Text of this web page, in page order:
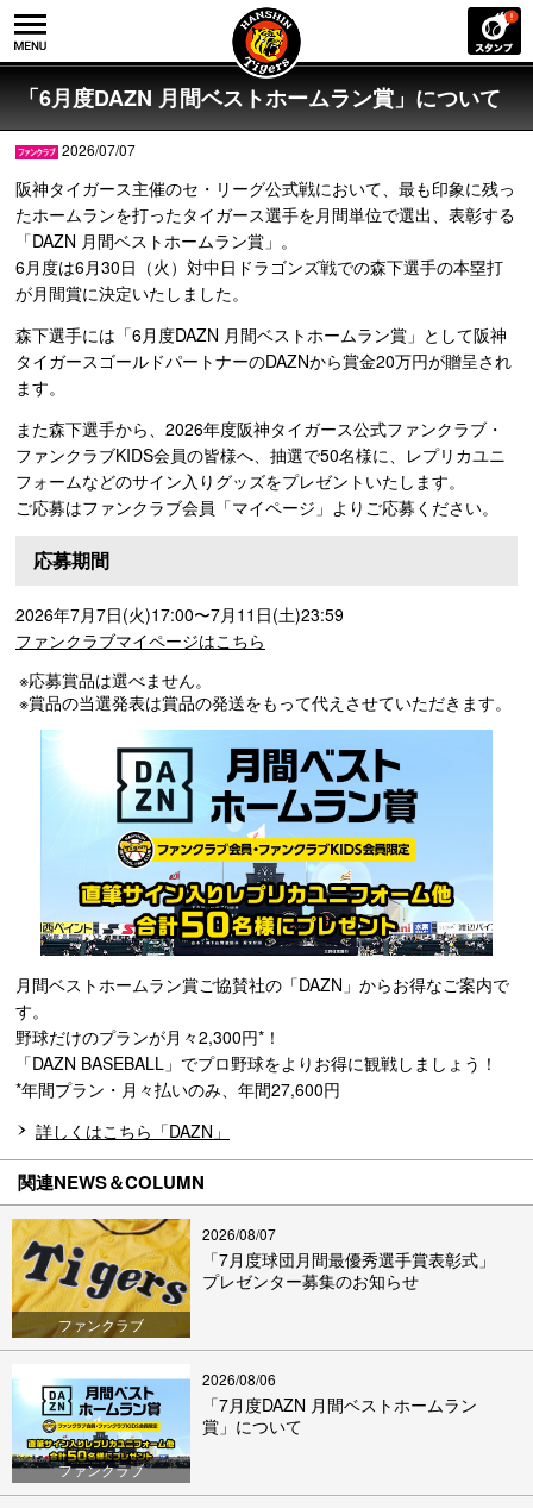
「6月度DAZN 月間ベストホームラン賞」について
2026/07/07
阪神タイガース主催のセ・リーグ公式戦において、最も印象に残っ
たホームランを打ったタイガース選手を月間単位で選出、表彰する
「DAZN 月間ベストホームラン賞」。
6月度は6月30日（火）対中日ドラゴンズ戦での森下選手の本塁打
が月間賞に決定いたしました。
森下選手には「6月度DAZN 月間ベストホームラン賞」として阪神
タイガースゴールドパートナーのDAZNから賞金20万円が贈呈され
ます。
また森下選手から、2026年度阪神タイガース公式ファンクラブ・
ファンクラブKIDS会員の皆様へ、抽選で50名様に、レプリカユニ
フォームなどのサイン入りグッズをプレゼントいたします。
ご応募はファンクラブ会員「マイページ」よりご応募ください。
応募期間
2026年7月7日(火)17:00〜7月11日(土)23:59
ファンクラブマイページはこちら
※応募賞品は選べません。
※賞品の当選発表は賞品の発送をもって代えさせていただきます。
月間ベストホームラン賞ご協賛社の「DAZN」からお得なご案内で
す。
野球だけのプランが月々2,300円*！
「DAZN BASEBALL」でプロ野球をよりお得に観戦しましょう！
*年間プラン・月々払いのみ、年間27,600円
詳しくはこちら「DAZN」
関連NEWS＆COLUMN
ファンクラブ
2026/08/07
「7月度球団月間最優秀選手賞表彰式」
プレゼンター募集のお知らせ
ファンクラブ
2026/08/06
「7月度DAZN 月間ベストホームラン
賞」について